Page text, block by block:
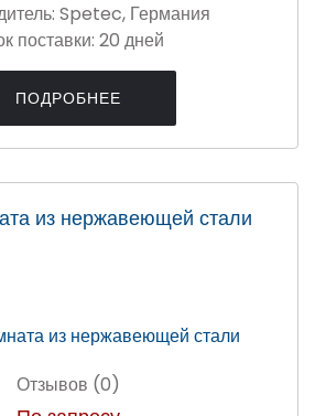
Spetec, Германия
поставки: 20 дней
ПОДРОБНЕЕ
из нержавеющей стали
Отзывов (0)